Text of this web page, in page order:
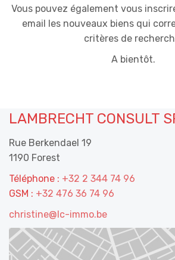
Vous pouvez également vous
email les nouveaux biens qui
critères de
A bientôt.
LAMBRECHT CONSULT
Rue Berkendael 19
1190 Forest
Téléphone : +32 2 344 74 96
GSM : +32 476 36 74 96
christine@lc-immo.be